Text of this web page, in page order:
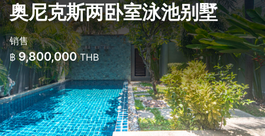
奥尼克斯两卧室泳池别墅
销售
฿ 9,800,000THB